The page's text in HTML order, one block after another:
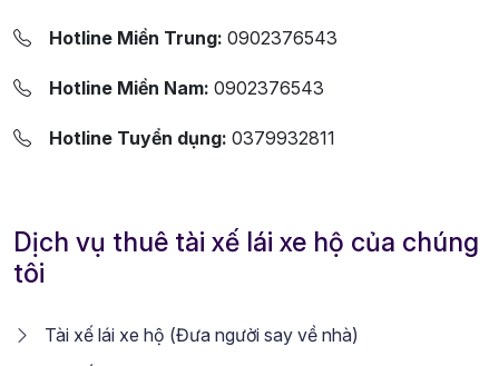
Hotline Miền Trung: 0902376543
Hotline Miền Nam: 0902376543
Hotline Tuyển dụng: 0379932811
Dịch vụ thuê tài xế lái xe hộ của chúng
tôi
Tài xế lái xe hộ (Đưa người say về nhà)